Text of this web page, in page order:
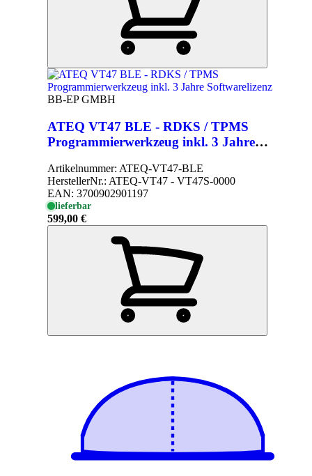
BB-EP GMBH
ATEQ VT47 BLE - RDKS / TPMS
Programmierwerkzeug inkl. 3 Jahre
Artikelnummer: ATEQ-VT47-BLE
HerstellerNr.: ATEQ-VT47 - VT47S-0000
EAN: 3700902901197
lieferbar
599,00 €